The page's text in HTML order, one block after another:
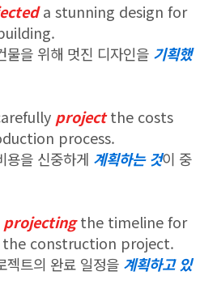
a stunning design for
물을 위해 멋진 디자인을 기획했
projectthe costs
process.
용을 신중하게 계획하는 것이 중
projectingthe timeline for
construction project.
젝트의 완료 일정을 계획하고 있